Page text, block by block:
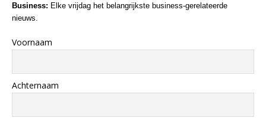
Business: Elke vrijdag het belangrijkste business-gerelateerde
nieuws.
Voornaam
Achternaam